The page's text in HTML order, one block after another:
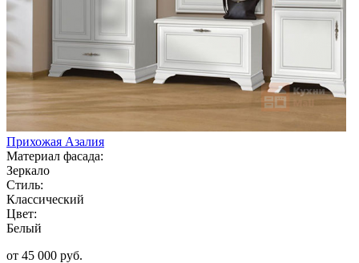
Прихожая Азалия
Материал фасада:
Зеркало
Стиль:
Классический
Цвет:
Белый
от 45 000 руб.